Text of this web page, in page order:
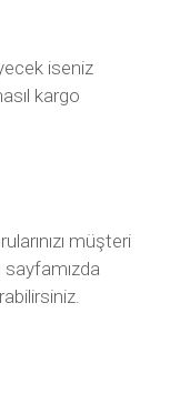
iseniz
kargo
müşteri
sayfamızda